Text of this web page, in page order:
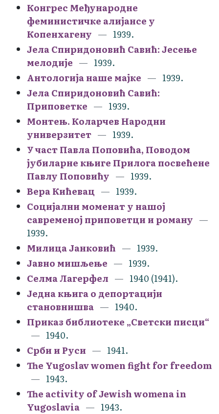
Конгрес Међународне
феминистичке алијансе у
Копенхагену
1939.
Јела Спиридоновић Савић: Јесење
мелодије
1939.
Антологија наше мајке
1939.
Јела Спиридоновић Савић:
Приповетке
1939.
Монтењ. Коларчев Народни
универзитет
1939.
У част Павла Поповића, Поводом
јубиларне књиге Прилога посвећене
Павлу Поповићу
1939.
Вера Кићевац
1939.
Социјални моменат у нашој
савременој приповетци и роману
1939.
Милица Јанковић
1939.
Јавно мишљење
1939.
Селма Лагерфел
1940 (1941).
Једна књига о депортацији
становнишва
1940.
Приказ библиотеке „Светски писци“
1940.
Срби и Руси
1941.
The Yugoslav women fight for freedom
1943.
The activity of Jewish womena in
Yugoslavia
1943.